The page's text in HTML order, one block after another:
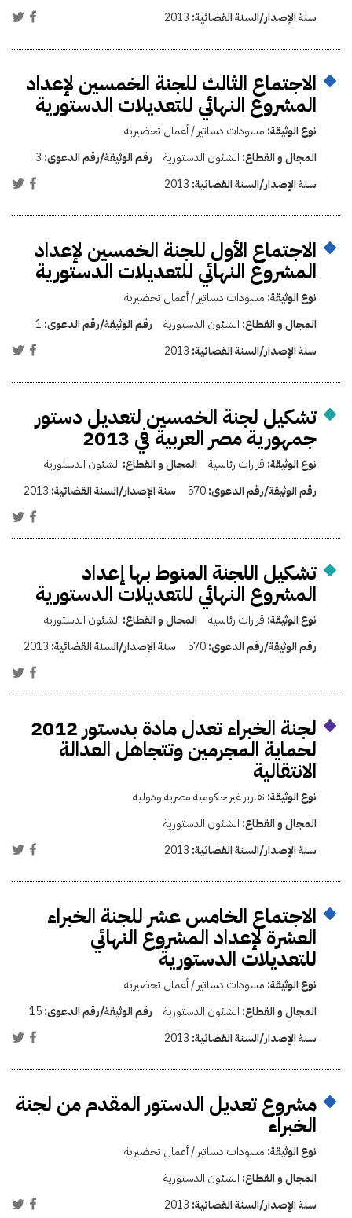
سنة الإصدار/السنة القضائية: 2013
الاجتماع الثالث للجنة الخمسين لإعداد
المشروع النهائي للتعديلات الدستورية
نوع الوثيقة: مسودات دساتير / أعمال تحضيرية
المجال و القطاع: الشئون الدستورية رقم الوثيقة/رقم الدعوى: 3
سنة الإصدار/السنة القضائية: 2013
الاجتماع الأول للجنة الخمسين لإعداد
المشروع النهائي للتعديلات الدستورية
نوع الوثيقة: مسودات دساتير / أعمال تحضيرية
المجال و القطاع: الشئون الدستورية رقم الوثيقة/رقم الدعوى: 1
سنة الإصدار/السنة القضائية: 2013
تشكيل لجنة الخمسين لتعديل دستور
جمهورية مصر العربية في 2013
نوع الوثيقة: قرارات رئاسية المجال و القطاع: الشئون الدستورية
رقم الوثيقة/رقم الدعوى:570 سنة الإصدار/السنة القضائية: 2013
تشكيل اللجنة المنوط بها إعداد
المشروع النهائي للتعديلات الدستورية
نوع الوثيقة: قرارات رئاسية المجال و القطاع: الشئون الدستورية
رقم الوثيقة/رقم الدعوى:570 سنة الإصدار/السنة القضائية: 2013
لجنة الخبراء تعدل مادة بدستور 2012
لحماية المجرمين وتتجاهل العدالة
الانتقالية
نوع الوثيقة: تقارير غير حكومية مصرية ودولية
المجال و القطاع: الشئون الدستورية
سنة الإصدار/السنة القضائية: 2013
الاجتماع الخامس عشر للجنة الخبراء
العشرة لإعداد المشروع النهائي
للتعديلات الدستورية
نوع الوثيقة: مسودات دساتير / أعمال تحضيرية
المجال و القطاع: الشئون الدستورية رقم الوثيقة/رقم الدعوى:15
سنة الإصدار/السنة القضائية: 2013
مشروع تعديل الدستور المقدم من لجنة
الخبراء
نوع الوثيقة: مسودات دساتير / أعمال تحضيرية
المجال و القطاع: الشئون الدستورية
سنة الإصدار/السنة القضائية: 2013